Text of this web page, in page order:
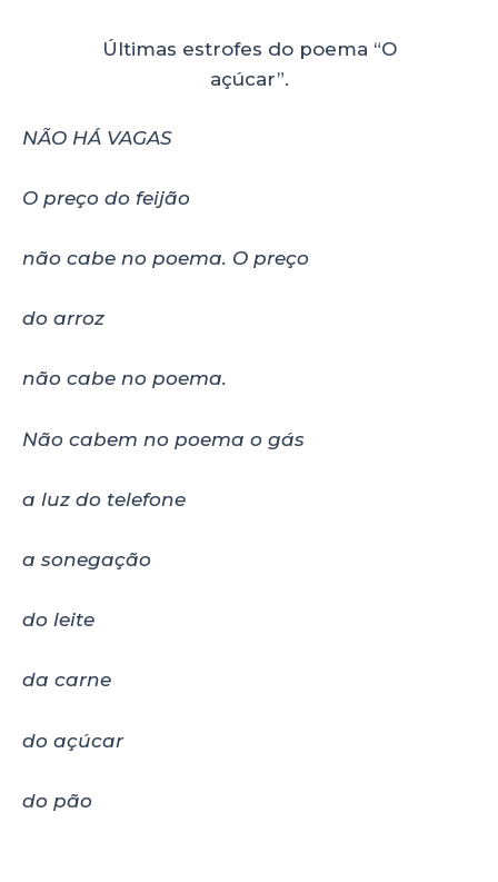
Últimas estrofes do poema “O
açúcar”.
NÃO HÁ VAGAS
O preço do feijão
não cabe no poema. O preço
do arroz
não cabe no poema.
Não cabem no poema o gás
a luz do telefone
a sonegação
do leite
da carne
do açúcar
do pão